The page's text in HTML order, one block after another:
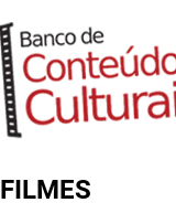
FILMES